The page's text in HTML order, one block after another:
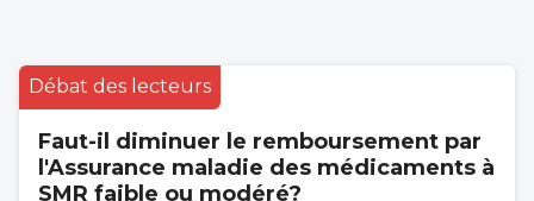
Débat des lecteurs
Faut-il diminuer le remboursement par
l'Assurance maladie des médicaments à
SMR faible ou modéré?